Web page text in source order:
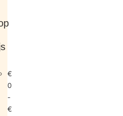
€
0
-
€